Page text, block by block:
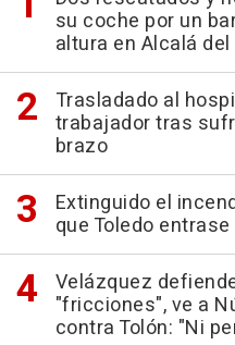
su coche por un
altura en Alcalá
Trasladado al
trabajador tras
brazo
Extinguido el
que Toledo
Velázquez
"fricciones", ve a
contra Tolón: "Ni